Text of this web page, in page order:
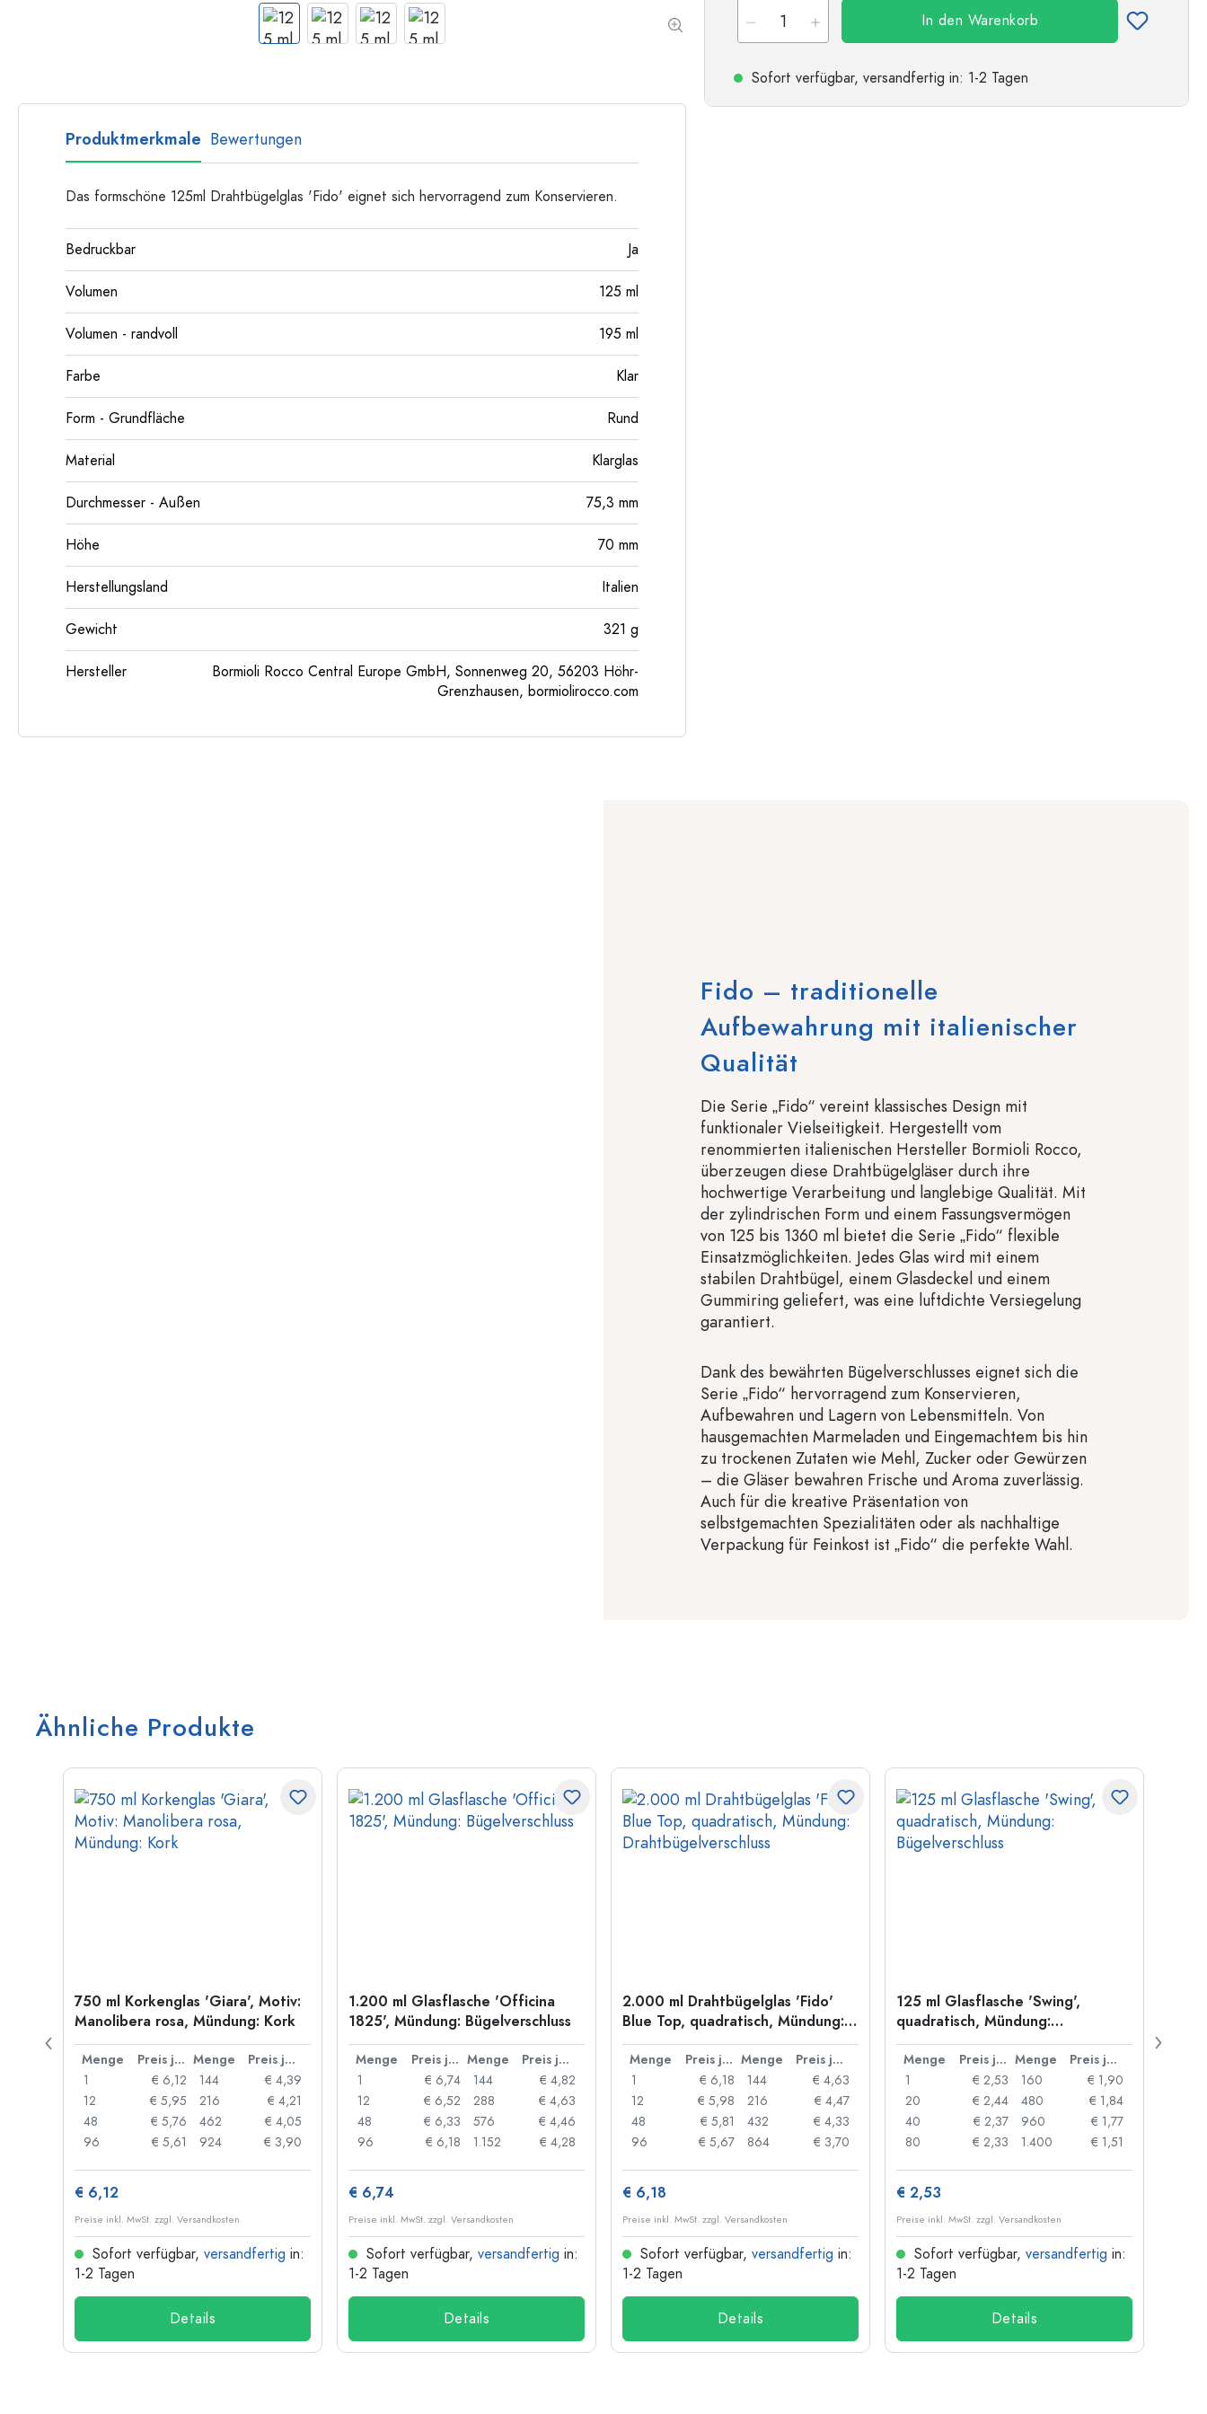
Langhalsflaschen
Mehrkantflaschen
Kunststoffflaschen
In den Warenkorb
Sofort verfügbar, versandfertig in: 1-2 Tagen
Produktmerkmale Bewertungen
Das formschöne 125ml Drahtbügelglas 'Fido' eignet sich hervorragend zum Konservieren.
Bedruckbar Ja
Volumen 125 ml
Volumen - randvoll 195 ml
Farbe Klar
Form - Grundfläche Rund
Material Klarglas
Durchmesser - Außen 75,3 mm
Höhe 70 mm
Herstellungsland Italien
Gewicht 321 g
Hersteller
Bormioli Rocco Central Europe GmbH, Sonnenweg 20, 56203 Höhr-
Grenzhausen, bormiolirocco.com
Fido – traditionelle
Aufbewahrung mit italienischer
Qualität
Die Serie „Fido“ vereint klassisches Design mit
funktionaler Vielseitigkeit. Hergestellt vom
renommierten italienischen Hersteller Bormioli Rocco,
überzeugen diese Drahtbügelgläser durch ihre
hochwertige Verarbeitung und langlebige Qualität. Mit
der zylindrischen Form und einem Fassungsvermögen
von 125 bis 1360 ml bietet die Serie „Fido“ flexible
Einsatzmöglichkeiten. Jedes Glas wird mit einem
stabilen Drahtbügel, einem Glasdeckel und einem
Gummiring geliefert, was eine luftdichte Versiegelung
garantiert.
Dank des bewährten Bügelverschlusses eignet sich die
Serie „Fido“ hervorragend zum Konservieren,
Aufbewahren und Lagern von Lebensmitteln. Von
hausgemachten Marmeladen und Eingemachtem bis hin
zu trockenen Zutaten wie Mehl, Zucker oder Gewürzen
– die Gläser bewahren Frische und Aroma zuverlässig.
Auch für die kreative Präsentation von
selbstgemachten Spezialitäten oder als nachhaltige
Verpackung für Feinkost ist „Fido“ die perfekte Wahl.
Ähnliche Produkte
750 ml Korkenglas 'Giara', Motiv:
Manolibera rosa, Mündung: Kork
Menge Preis je Stück Menge
Preis je Stück
1
€ 6,12
12
€ 5,95
48
€ 5,76
96
€ 5,61
144
€ 4,39
216
€ 4,21
462
€ 4,05
924
€ 3,90
€ 6,12
Preise inkl. MwSt. zzgl. Versandkosten
Sofort verfügbar, versandfertig in:
1-2 Tagen
Details
1.200 ml Glasflasche 'Officina
1825', Mündung: Bügelverschluss
Menge Preis je Stück Menge
Preis je Stück
1
€ 6,74
12
€ 6,52
48
€ 6,33
96
€ 6,18
144
€ 4,82
288
€ 4,63
576
€ 4,46
1.152
€ 4,28
€ 6,74
Preise inkl. MwSt. zzgl. Versandkosten
Sofort verfügbar, versandfertig in:
1-2 Tagen
Details
2.000 ml Drahtbügelglas 'Fido'
Blue Top, quadratisch, Mündung:
Drahtbügelverschluss
Menge Preis je Stück Menge
Preis je Stück
1
€ 6,18
12
€ 5,98
48
€ 5,81
96
€ 5,67
144
€ 4,63
216
€ 4,47
432
€ 4,33
864
€ 3,70
€ 6,18
Preise inkl. MwSt. zzgl. Versandkosten
Sofort verfügbar, versandfertig in:
1-2 Tagen
Details
125 ml Glasflasche 'Swing',
quadratisch, Mündung:
Bügelverschluss
Menge Preis je Stück Menge
Preis je Stück
1
€ 2,53
20
€ 2,44
40
€ 2,37
80
€ 2,33
160
€ 1,90
480
€ 1,84
960
€ 1,77
1.400
€ 1,51
€ 2,53
Preise inkl. MwSt. zzgl. Versandkosten
Sofort verfügbar, versandfertig in:
1-2 Tagen
Details